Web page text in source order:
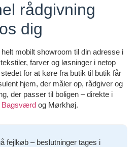
rådgivning
dig
mobilt showroom til din adresse i
farver og løsninger i netop
for at køre fra butik til butik får
hjem, der måler op, rådgiver og
der passer til boligen – direkte i
Bagsværd og Mørkhøj.
fejlkøb – beslutninger tages i